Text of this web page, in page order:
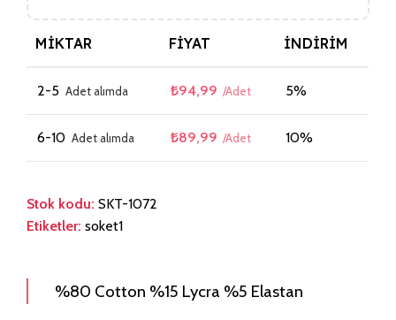
MIKTAR FIYAT İNDIRIM
2-5 ₺94,99 5%
6-10 ₺89,99 10%
Stok kodu: SKT-1072
Etiketler: soket1
%80 Cotton %15 Lycra %5 Elastan